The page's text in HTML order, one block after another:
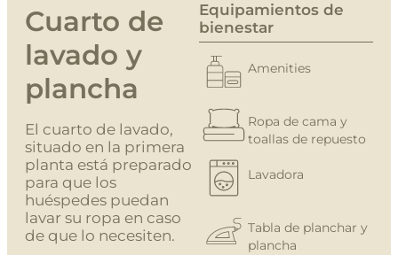
Cuarto de
lavado y
plancha
El cuarto de lavado,
situado en la primera
planta está preparado
para que los
huéspedes puedan
lavar su ropa en caso
de que lo necesiten.
Equipamientos de
bienestar
Amenities
Ropa de cama y
toallas de repuesto
Lavadora
Tabla de planchar y
plancha